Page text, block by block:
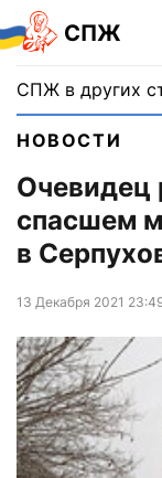
СПЖ
СПЖ в других
НОВОСТИ
Очевидец
спасшем
в
13 Декабря 2021